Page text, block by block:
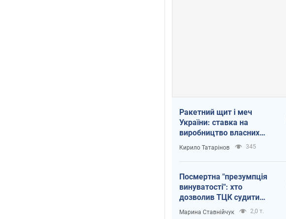
Ракетний щит і меч
України: ставка на
виробництво власних
ракет
Кирило Татарінов 345
Посмертна "презумпція
винуватості": хто
дозволив ТЦК судити
загиблих захисників
Марина Ставнійчук 2,0 т.